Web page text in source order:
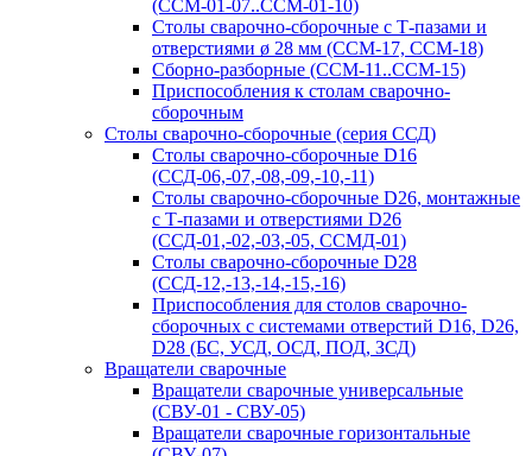
(ССМ-01-07..ССМ-01-10)
Столы сварочно-сборочные с Т-пазами и
отверстиями ø 28 мм (ССМ-17, ССМ-18)
Сборно-разборные (ССМ-11..ССМ-15)
Приспособления к столам сварочно-
сборочным
Столы сварочно-сборочные (серия ССД)
Столы сварочно-сборочные D16
(ССД-06,-07,-08,-09,-10,-11)
Столы сварочно-сборочные D26, монтажные
с Т-пазами и отверстиями D26
(ССД-01,-02,-03,-05, ССМД-01)
Столы сварочно-сборочные D28
(ССД-12,-13,-14,-15,-16)
Приспособления для столов сварочно-
сборочных с системами отверстий D16, D26,
D28 (БС, УСД, ОСД, ПОД, ЗСД)
Вращатели сварочные
Вращатели сварочные универсальные
(СВУ-01 - СВУ-05)
Вращатели сварочные горизонтальные